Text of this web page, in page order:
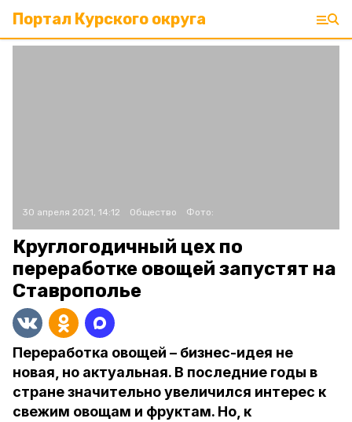
Портал Курского округа
30 апреля 2021, 14:12 Общество Фото:
Круглогодичный цех по
переработке овощей запустят на
Ставрополье
Переработка овощей – бизнес-идея не
новая, но актуальная. В последние годы в
стране значительно увеличился интерес к
свежим овощам и фруктам. Но, к